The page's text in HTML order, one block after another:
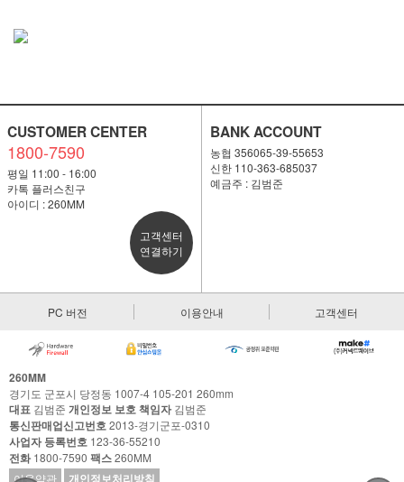
CUSTOMER CENTER
1800-7590
평일 11:00 - 16:00
카톡 플러스친구
아이디 : 260MM
고객센터
연결하기
BANK ACCOUNT
농협 356065-39-55653
신한 110-363-685037
예금주 : 김범준
PC 버전 이용안내 고객센터
260MM
경기도 군포시 당정동 1007-4 105-201 260mm
대표 김범준 개인정보 보호 책임자김범준
통신판매업신고번호2013-경기군포-0310
사업자 등록번호 123-36-55210
전화1800-7590 팩스260MM
이용약관
개인정보처리방침